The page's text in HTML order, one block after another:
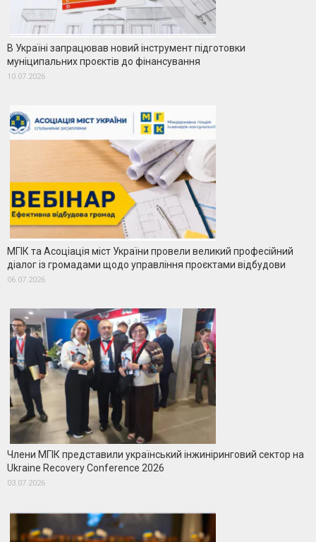
В Україні запрацював новий інструмент підготовки
муніципальних проєктів до фінансування
10.07.2026
МГІК та Асоціація міст України провели великий професійний
діалог із громадами щодо управління проєктами відбудови
06.07.2026
Члени МГІК представили український інжиніринговий сектор на
Ukraine Recovery Conference 2026
03.07.2026